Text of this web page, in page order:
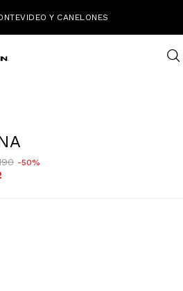
Y CANELONES
50